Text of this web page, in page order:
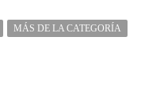
MÁS DE LA CATEGORÍA